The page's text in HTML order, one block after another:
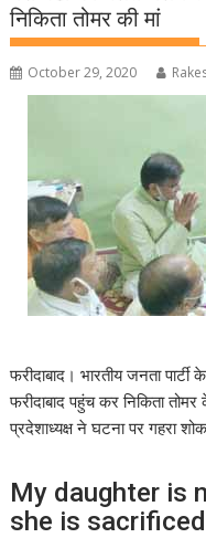
निकिता तोमर की मां
October 29, 2020
फरीदाबाद। भारतीय जनता
फरीदाबाद पहुंच कर निकिता
प्रदेशाध्यक्ष ने घटना पर गहरा
My daughter is
she is